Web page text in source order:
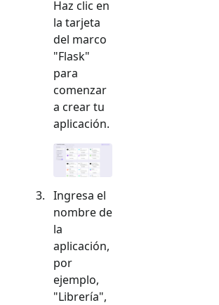
Haz clic en
la tarjeta
del marco
"Flask"
para
comenzar
a crear tu
aplicación.
Ingresa el
nombre de
la
aplicación,
por
ejemplo,
"Librería",